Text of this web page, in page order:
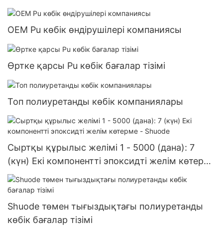
болады(күн)>=30000данаUS72 Өндірушілер
OEM Pu көбік өндірушілері компаниясы
Өртке қарсы Pu көбік бағалар тізімі
Топ полиуретанды көбік компаниялары
Сыртқы құрылыс желімі 1 - 5000 (дана): 7
(күн) Екі компонентті эпоксидті желім көтерме
- Shuode
Shuode төмен тығыздықтағы полиуретанды
көбік бағалар тізімі